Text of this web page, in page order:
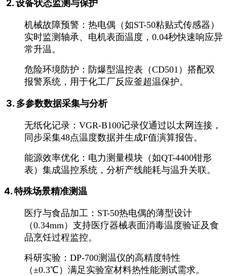
‌2. 设备状态监测与保护‌
‌机械故障预警‌：热电偶（如ST-50粘贴式传感器）
实时监测轴承、电机表面温度，0.04秒快速响应异
常升温。
‌危险环境防护‌：防爆型温控表（CD501）搭配双
报警系统，用于化工厂反应釜超温保护。
‌3. 多参数数据采集与分析‌
‌无纸化记录‌：VGR-B100记录仪通过以太网连接，
同步采集48点温度数据并生成F值演算报告。
‌能源效率优化‌：电力测量模块（如QT-4400钳形
表）集成温控系统，分析产线能耗与温升关联。
‌4. 特殊场景精准测温‌
‌医疗与食品加工‌：ST-50热电偶的薄型设计
（0.34mm）支持医疗器械表面消毒温度验证及食
品烹饪过程监控。
‌科研实验‌：DP-700测温仪的高精度特性
（±0.3℃）满足实验室材料热性能测试需求。